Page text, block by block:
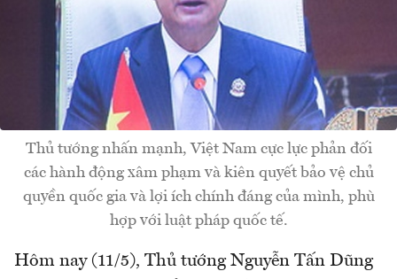
Thủ tướng nhấn mạnh, Việt Nam cực lực phản đối
các hành động xâm phạm và kiên quyết bảo vệ chủ
quyền quốc gia và lợi ích chính đáng của mình, phù
hợp với luật pháp quốc tế.
Hôm nay (11/5), Thủ tướng Nguyễn Tấn Dũng